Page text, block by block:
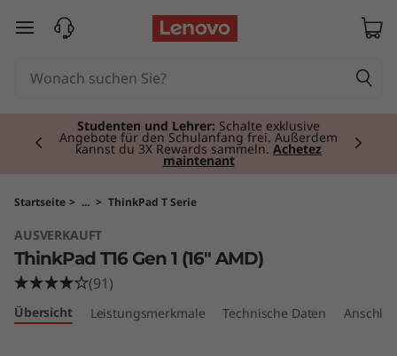
T
P
a
d
T
zum Hauptinhalt springen
Studenten und Lehrer: Schalte exklusive
Angebote für den Schulanfang frei. Außerdem
kannst du 3X Rewards sammeln. Achetez
maintenant
Currently displaying item 2 of 3
Startseite > ... > ThinkPad T Serie
AUSVERKAUFT
ThinkPad T16 Gen 1 (16" AMD)
(91)
Übersicht Leistungsmerkmale Technische Daten